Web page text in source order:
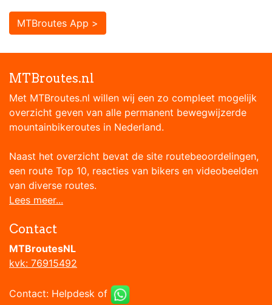
MTBroutes App >
MTBroutes.nl
Met MTBroutes.nl willen wij een zo compleet mogelijk
overzicht geven van alle permanent bewegwijzerde
mountainbikeroutes in Nederland.
Naast het overzicht bevat de site routebeoordelingen,
een route Top 10, reacties van bikers en videobeelden
van diverse routes.
Lees meer...
Contact
MTBroutesNL
kvk: 76915492
Contact: Helpdesk of